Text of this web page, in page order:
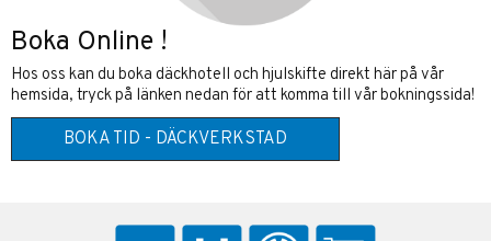
Boka Online !
Hos oss kan du boka däckhotell och hjulskifte direkt här på vår
hemsida, tryck på länken nedan för att komma till vår bokningssida!
BOKA TID - DÄCKVERKSTAD